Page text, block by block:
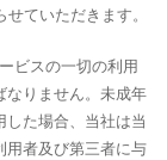
ていただきます。
ビスの一切の利用
なりません。未成年
た場合、当社は当
用者及び第三者に与